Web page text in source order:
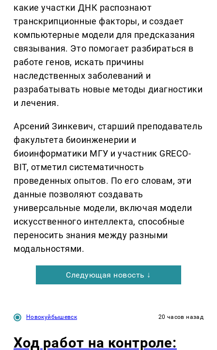
какие участки ДНК распознают
транскрипционные факторы, и создает
компьютерные модели для предсказания
связывания. Это помогает разбираться в
работе генов, искать причины
наследственных заболеваний и
разрабатывать новые методы диагностики
и лечения.
Арсений Зинкевич, старший преподаватель
факультета биоинженерии и
биоинформатики МГУ и участник GRECO-
BIT, отметил систематичность
проведенных опытов. По его словам, эти
данные позволяют создавать
универсальные модели, включая модели
искусственного интеллекта, способные
переносить знания между разными
модальностями.
Следующая новость ↓
Новокуйбышевск 20 часов назад
Ход работ на контроле: